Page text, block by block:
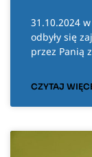
31.10.2024
odbyły się
przez Panią
CZYTAJ